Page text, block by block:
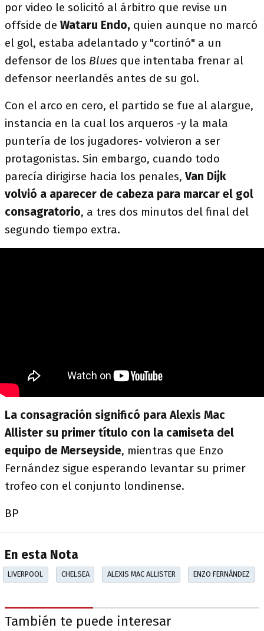
por video le solicitó al árbitro que revise un
offside de Wataru Endo, quien aunque no marcó
el gol, estaba adelantado y "cortinó" a un
defensor de los Blues que intentaba frenar al
defensor neerlandés antes de su gol.
Con el arco en cero, el partido se fue al alargue,
instancia en la cual los arqueros -y la mala
puntería de los jugadores- volvieron a ser
protagonistas. Sin embargo, cuando todo
parecía dirigirse hacia los penales,Van Dijk
volvió a aparecer de cabeza para marcar el gol
consagratorio, a tres dos minutos del final del
segundo tiempo extra.
La consagración significó para Alexis Mac
Allister su primer título con la camiseta del
equipo de Merseyside, mientras que Enzo
Fernández sigue esperando levantar su primer
trofeo con el conjunto londinense.
BP
En esta Nota
LIVERPOOL CHELSEA ALEXIS MAC ALLISTER ENZO FERNÁNDEZ
También te puede interesar